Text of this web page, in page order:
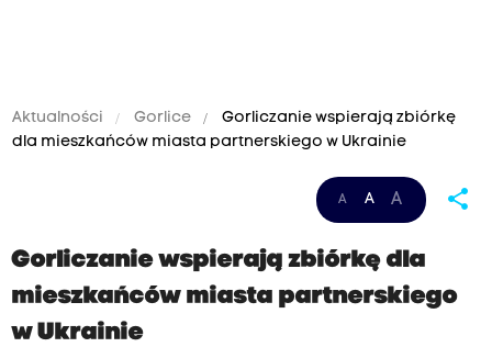
Aktualności Gorlice
Gorliczanie wspierają zbiórkę
dla mieszkańców miasta partnerskiego w Ukrainie
A A A share
Gorliczanie wspierają zbiórkę dla
mieszkańców miasta partnerskiego
w Ukrainie